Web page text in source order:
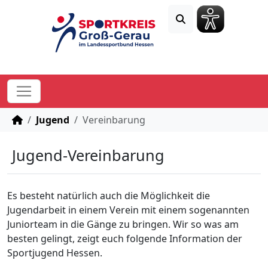
STARTSEITE
Jugend Vereinbarung
Jugend-Vereinbarung
Es besteht natürlich auch die Möglichkeit die
Jugendarbeit in einem Verein mit einem sogenannten
Juniorteam in die Gänge zu bringen. Wir so was am
besten gelingt, zeigt euch folgende Information der
Sportjugend Hessen.